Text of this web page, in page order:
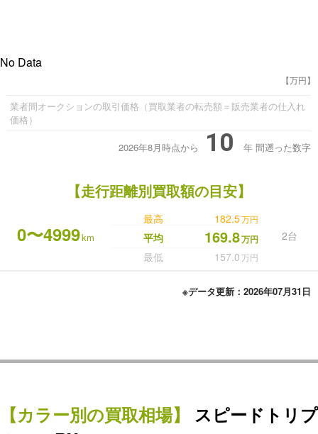
No Data
【万円】
業者間オークションの取引価格（買取業者の転売額＝販売業者の仕入れ
価格）
2026年8月時点から 10 年 間遡った数字
【走行距離別買取額の目安】
0〜4999km
最高 182.5万円
2台
平均 169.8万円
最低 157.0万円
※データ更新：2026年07月31日
【カラー別の買取相場】
スピードトリプ